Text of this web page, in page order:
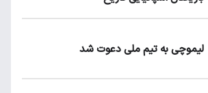
لیموچی به تیم ملی دعوت شد